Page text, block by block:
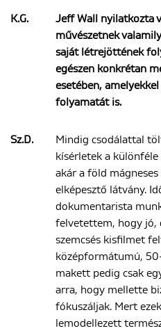
K.G.
Jeff Wall nyilatkozta
művészetnek
saját létrejöttének
egészen konkrétan
esetében,
folyamatát is.
Sz.D.
Mindig csodálattal
kísérletek a
akár a föld
elképesztő látvány.
dokumentarista
felvetettem, hogy jó,
szemcsés kisfilmet
középformátumú,
makett pedig csak
arra, hogy mellette
fókuszáljak. Mert
lemodellezett